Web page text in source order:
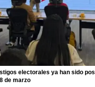
electorales ya han sido
de marzo